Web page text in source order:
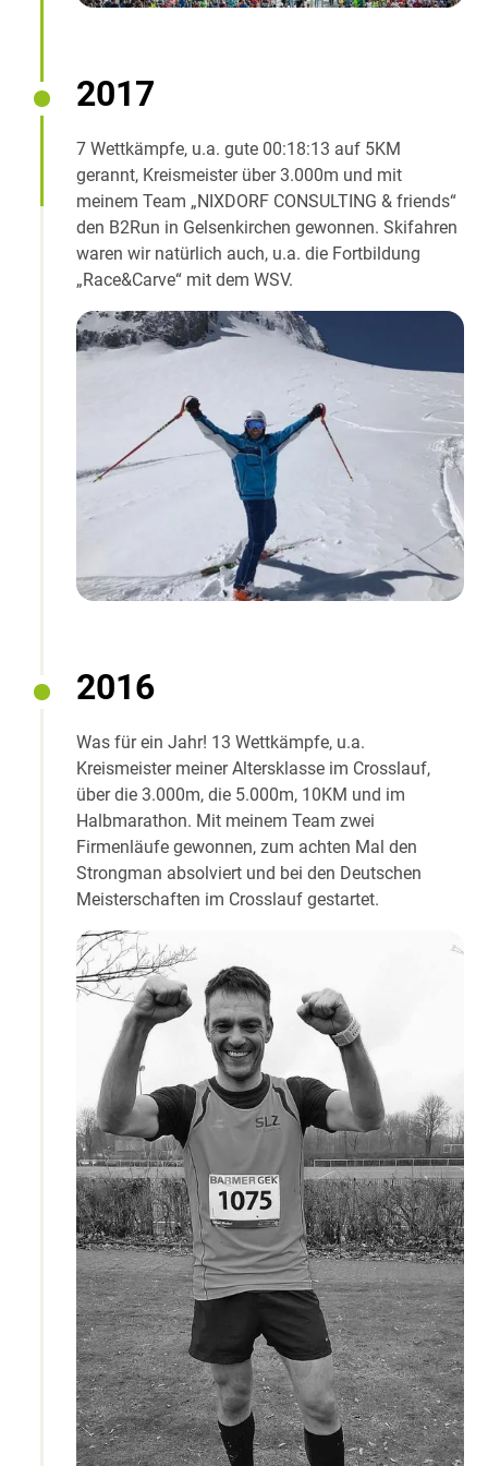
2017
7 Wettkämpfe, u.a. gute 00:18:13 auf 5KM
gerannt, Kreismeister über 3.000m und mit
meinem Team „NIXDORF CONSULTING & friends“
den B2Run in Gelsenkirchen gewonnen. Skifahren
waren wir natürlich auch, u.a. die Fortbildung
„Race&Carve“ mit dem WSV.
2016
Was für ein Jahr! 13 Wettkämpfe, u.a.
Kreismeister meiner Altersklasse im Crosslauf,
über die 3.000m, die 5.000m, 10KM und im
Halbmarathon. Mit meinem Team zwei
Firmenläufe gewonnen, zum achten Mal den
Strongman absolviert und bei den Deutschen
Meisterschaften im Crosslauf gestartet.